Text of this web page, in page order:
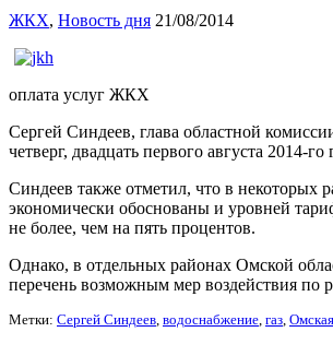
ЖКХ, Новость дня 21/08/2014
оплата услуг ЖКХ
Cергей Синдеев, глава областной
четверг, двадцать первого августа
Синдеев также отметил, что в некоторых
экономически обоснованы и уровней
не более, чем на пять процентов.
Однако, в отдельных районах Омской
перечень возможным мер воздействия
Метки: Cергей Синдеев, водоснабжение, газ,